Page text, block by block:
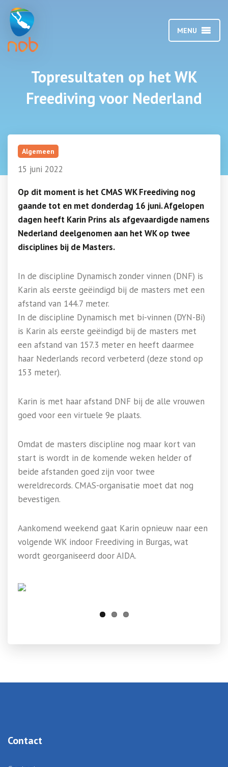
MENU
Topresultaten op het WK
Freediving voor Nederland
Algemeen
15 juni 2022
Op dit moment is het CMAS WK Freediving nog
gaande tot en met donderdag 16 juni. Afgelopen
dagen heeft Karin Prins als afgevaardigde namens
Nederland deelgenomen aan het WK op twee
disciplines bij de Masters.
In de discipline Dynamisch zonder vinnen (DNF) is
Karin als eerste geëindigd bij de masters met een
afstand van 144.7 meter.
In de discipline Dynamisch met bi-vinnen (DYN-Bi)
is Karin als eerste geëindigd bij de masters met
een afstand van 157.3 meter en heeft daarmee
haar Nederlands record verbeterd (deze stond op
153 meter).
Karin is met haar afstand DNF bij de alle vrouwen
goed voor een virtuele 9e plaats.
Omdat de masters discipline nog maar kort van
start is wordt in de komende weken helder of
beide afstanden goed zijn voor twee
wereldrecords. CMAS-organisatie moet dat nog
bevestigen.
Aankomend weekend gaat Karin opnieuw naar een
volgende WK indoor Freediving in Burgas, wat
wordt georganiseerd door AIDA.
Contact